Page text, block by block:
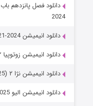
2024
دانلود انیمیشن Star Wars: The Bad Batch 2021-2024
دانلود انیمیشن زوتوپیا ۲ Zootopia 2 (2025)
دانلود انیمیشن نژا ۲ Ne Zha 2 (2025)
دانلود انیمیشن الیو Elio 2025